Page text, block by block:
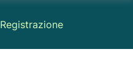
Registrazione